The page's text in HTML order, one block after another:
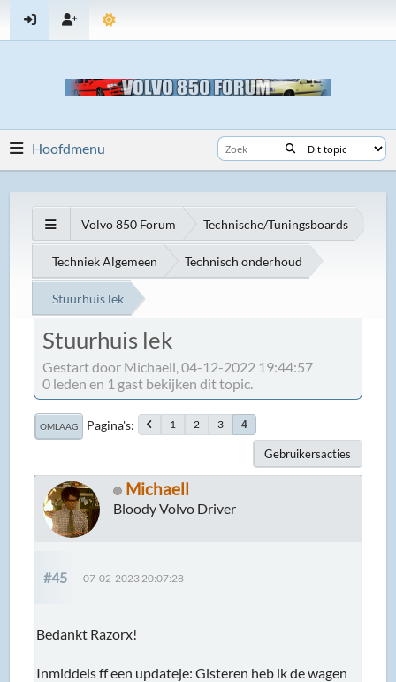
Hoofdmenu
Volvo 850 Forum Technische/Tuningsboards
Techniek Algemeen Technisch onderhoud
Stuurhuis lek
Stuurhuis lek
Gestart door Michaell, 04-12-2022 19:44:57
0 leden en 1 gast bekijken dit topic.
OMLAAG Pagina's 1 2 3 4
Gebruikersacties
Michaell
Bloody Volvo Driver
#45 07-02-2023 20:07:28
Bedankt Razorx!
Inmiddels ff een updateje: Gisteren heb ik de wagen